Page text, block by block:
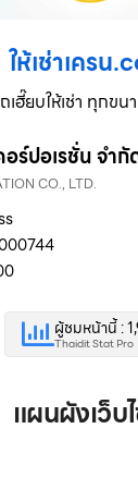
ให้เช่าเครน
เฮี๊ยบให้เช่า ทุก
ร์ปอเรชั่น จำกั
CO., LTD.
ผู้ชมหน้านี้ :
Thaidit Stat Pro
แผนผังเว็บ